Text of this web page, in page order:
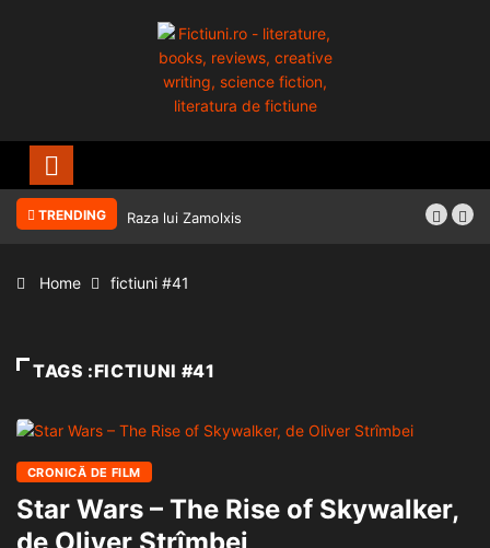
TRENDING Raza lui Zamolxis
Home fictiuni #41
TAGS :FICTIUNI #41
CRONICĂ DE FILM
Star Wars – The Rise of Skywalker,